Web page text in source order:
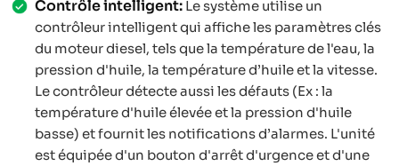
Contrôle intelligent: Le système utilise un
contrôleur intelligent qui affiche les paramètres clés
du moteur diesel, tels que la température de l'eau, la
pression d'huile, la température d’huile et la vitesse.
Le contrôleur détecte aussi les défauts (Ex : la
température d'huile élevée et la pression d'huile
basse) et fournit les notifications d’alarmes. L'unité
est équipée d'un bouton d'arrêt d'urgence et d'une